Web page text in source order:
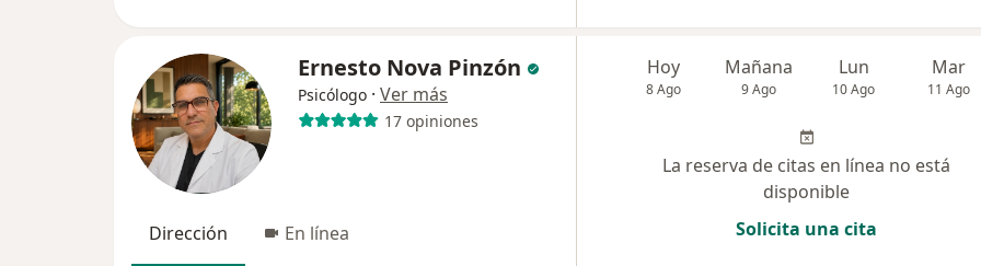
Ernesto Nova Pinzón
Psicólogo · Ver más
17 opiniones
Dirección En línea
Hoy
8 Ago
Mañana
9 Ago
Lun
10 Ago
Mar
11 Ago
La reserva de citas en línea no está
disponible
Solicita una cita